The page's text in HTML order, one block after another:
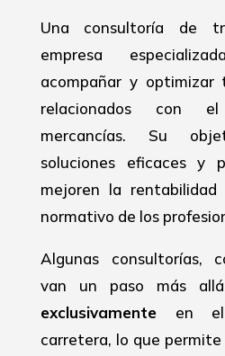
Una consultoría de
empresa
acompañar y optimizar
relacionados con
mercancías. Su
soluciones eficaces y
mejoren la
normativo de los
Algunas consultorías,
van un paso más allá
exclusivamenteen el
carretera, lo que